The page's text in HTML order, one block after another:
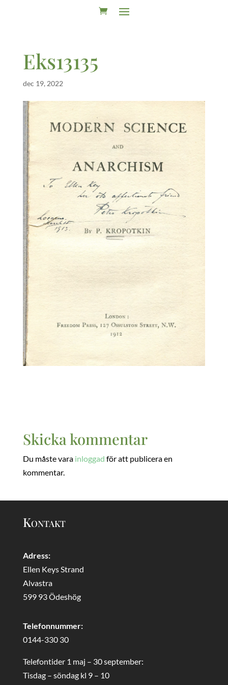
Eks13135
dec 19, 2022
Skicka kommentar
Du måste vara inloggad för att publicera en
kommentar.
Kontakt
Adress:
Ellen Keys Strand
Alvastra
599 93 Ödeshög
Telefonnummer:
0144-330 30
Telefontider 1 maj – 30 september:
Tisdag – söndag kl 9 – 10